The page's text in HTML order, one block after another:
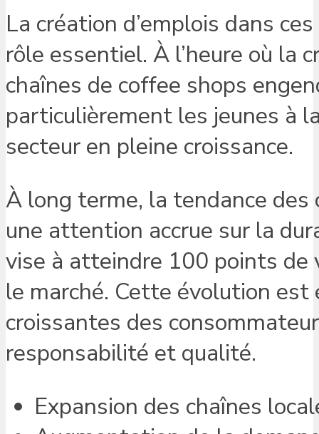
La création d’emplois dans
rôle essentiel. À l’heure où la
chaînes de coffee shops
particulièrement les jeunes à
secteur en pleine croissance.
À long terme, la tendance
une attention accrue sur la
vise à atteindre 100 points
le marché. Cette évolution
croissantes des
responsabilité et qualité.
Expansion des chaînes